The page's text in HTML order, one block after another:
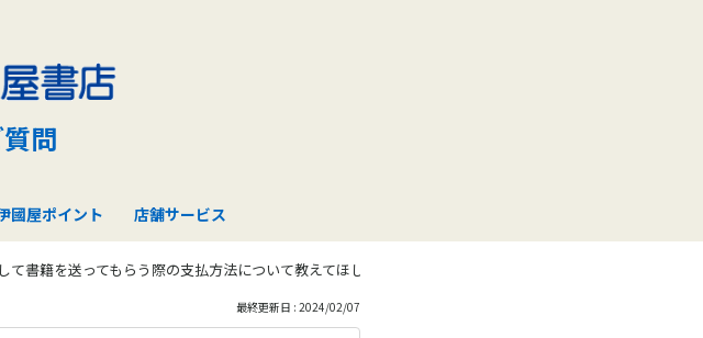
問
國屋ポイント 店舗サービス
る
書籍を送ってもらう際の支払方法について教えてほしいのですが
最終更新日 : 2024/02/07